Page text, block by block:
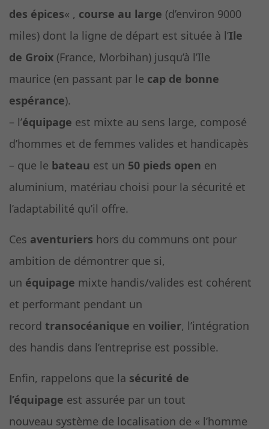
des épices« , course au large (d’environ 9000
miles) dont la ligne de départ est située à l’Ile
de Groix (France, Morbihan) jusqu’à l’Ile
maurice (en passant par le cap de bonne
espérance).
– l’équipage est mixte au sens large, composé
d’hommes et de femmes valides et handicapès
– que le bateau est un 50 pieds open en
aluminium, matériau choisi pour la sécurité et
l’adaptabilité qu’il offre.
Ces aventuriers hors du communs ont pour
ambition de démontrer que si,
un équipage mixte handis/valides est cohérent
et performant pendant un
record transocéanique en voilier, l’intégration
des handis dans l’entreprise est possible.
Enfin, rappelons que la sécurité de
l’équipage est assurée par un tout
nouveau système de localisation de « l’homme